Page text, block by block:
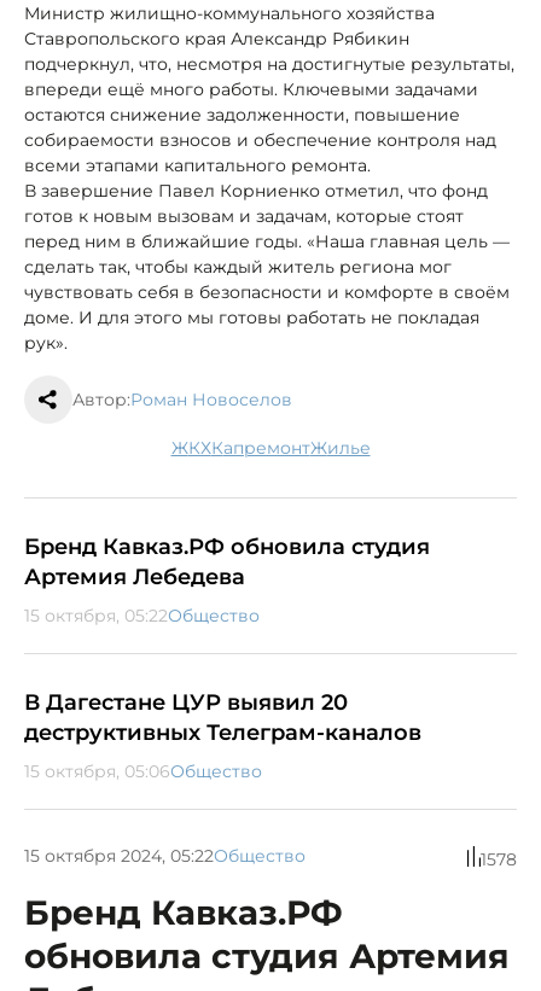
Министр жилищно-коммунального хозяйства
Ставропольского края Александр Рябикин
подчеркнул, что, несмотря на достигнутые результаты,
впереди ещё много работы. Ключевыми задачами
остаются снижение задолженности, повышение
собираемости взносов и обеспечение контроля над
всеми этапами капитального ремонта.
В завершение Павел Корниенко отметил, что фонд
готов к новым вызовам и задачам, которые стоят
перед ним в ближайшие годы. «Наша главная цель —
сделать так, чтобы каждый житель региона мог
чувствовать себя в безопасности и комфорте в своём
доме. И для этого мы готовы работать не покладая
рук».
Автор:Роман Новоселов
ЖКХ капремонт жилье
Бренд Кавказ.РФ обновила студия
Артемия Лебедева
15 октября, 05:22Общество
В Дагестане ЦУР выявил 20
деструктивных Телеграм-каналов
15 октября, 05:06Общество
15 октября 2024, 05:22Общество 1578
Бренд Кавказ.РФ
обновила студия Артемия